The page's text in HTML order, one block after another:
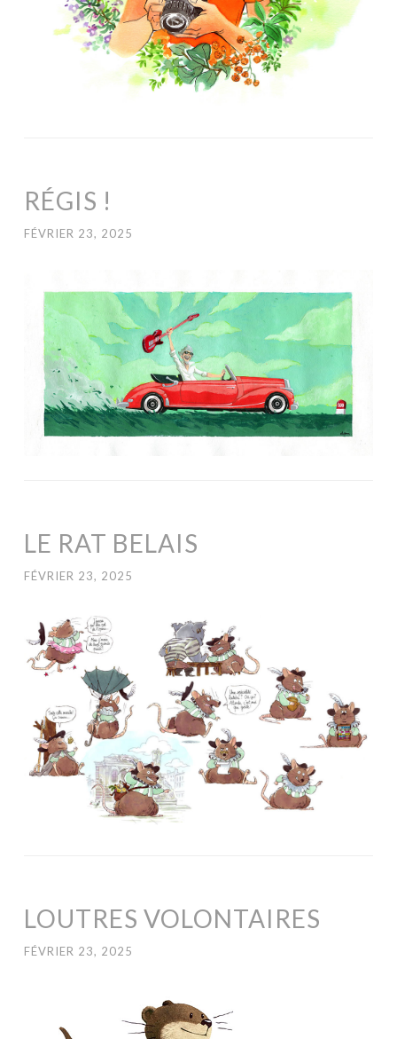
RÉGIS !
FÉVRIER 23, 2025
LE RAT BELAIS
FÉVRIER 23, 2025
LOUTRES VOLONTAIRES
FÉVRIER 23, 2025